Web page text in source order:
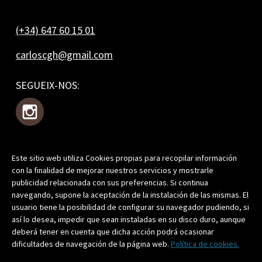
Este sitio web utiliza Cookies propias para recopilar información
con la finalidad de mejorar nuestros servicios y mostrarle
publicidad relacionada con sus preferencias. Si continua
navegando, supone la aceptación de la instalación de las mismas. El
usuario tiene la posibilidad de configurar su navegador pudiendo, si
así lo desea, impedir que sean instaladas en su disco duro, aunque
deberá tener en cuenta que dicha acción podrá ocasionar
dificultades de navegación de la página web. Política de cookies.
(+34) 647 60 15 01
carloscgh@gmail.com
SEGUEIX-NOS:
T'APUNTES?
Prement, acceptes la nostraPolítica de Privacitat.